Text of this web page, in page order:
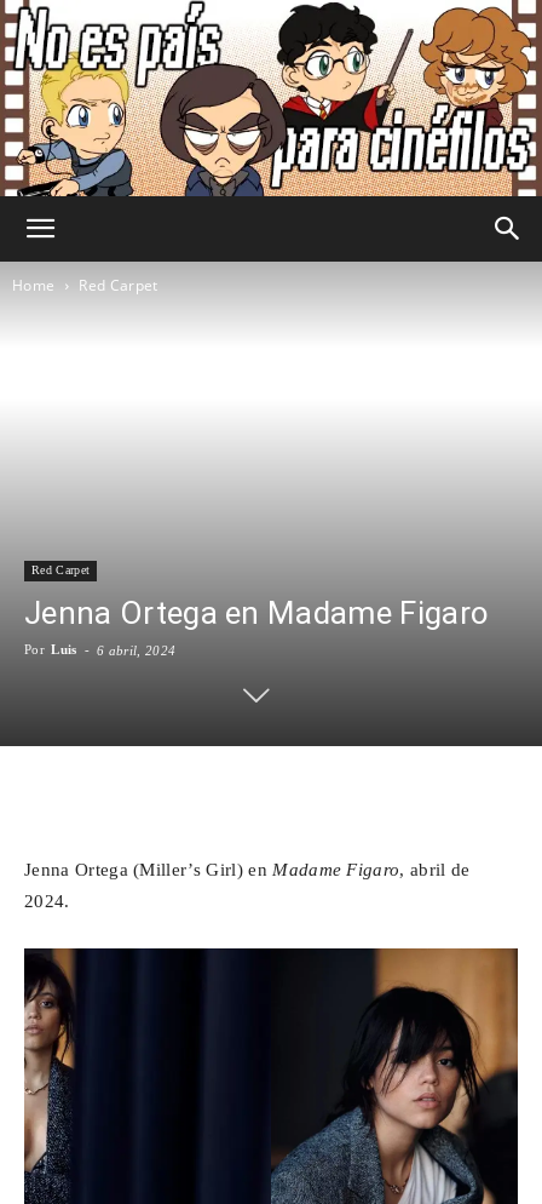
Home Red Carpet
Red Carpet
Jenna Ortega en Madame Figaro
Por Luis - 6 abril, 2024
Jenna Ortega (Miller’s Girl) en Madame Figaro, abril de
2024.